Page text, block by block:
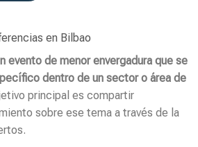
en Bilbao
evento de menor envergadura que se
dentro de un sector o área de
principal es compartir
sobre ese tema a través de la